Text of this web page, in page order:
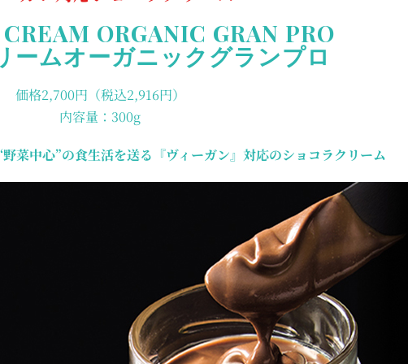
ORGANIC GRAN PRO
ームオーガニックグランプロ
価格2,700円（税込2,916円）
内容量：300g
菜中心”の食生活を送る『ヴィーガン』対応のショコラクリーム